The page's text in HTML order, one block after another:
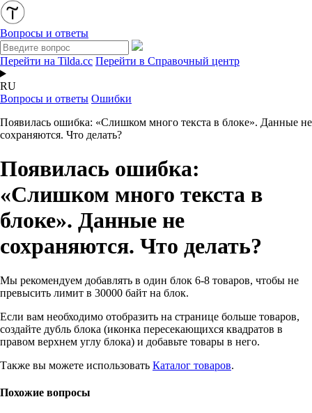
Вопросы и ответы
Перейти на Tilda.cc Перейти в Справочный центр
RU
Вопросы и ответы Ошибки
Появилась ошибка: «Слишком много текста в блоке». Данные не
сохраняются. Что делать?
Появилась ошибка:
«Слишком много текста в
блоке». Данные не
сохраняются. Что делать?
Мы рекомендуем добавлять в один блок 6-8 товаров, чтобы не
превысить лимит в 30000 байт на блок.
Если вам необходимо отобразить на странице больше товаров,
создайте дубль блока (иконка пересекающихся квадратов в
правом верхнем углу блока) и добавьте товары в него.
Также вы можете использовать Каталог товаров.
Похожие вопросы